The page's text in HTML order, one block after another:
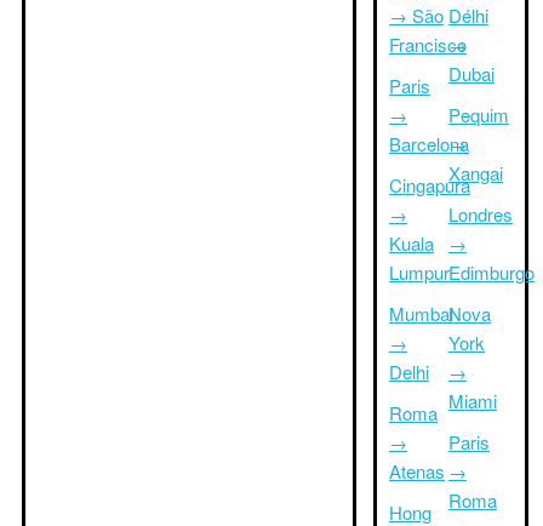
→ São
Francisco
Paris
→
Barcelona
Cingapura
→
Kuala
Lumpur
Mumbai
→
Delhi
Roma
→
Atenas
Hong
Délhi
→
Dubai
Pequim
→
Xangai
Londres
→
Edimburgo
Nova
York
→
Miami
Paris
→
Roma